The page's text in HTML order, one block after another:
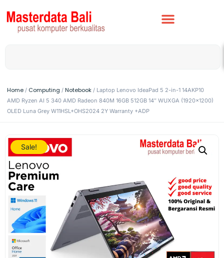
Home / Computing / Notebook / Laptop Lenovo IdeaPad 5 2-in-1 14AKP10
AMD Ryzen AI 5 340 AMD Radeon 840M 16GB 512GB 14″ WUXGA (1920×1200)
OLED Luna Grey W11HSL+OHS2024 2Y Warranty +ADP
Sale!